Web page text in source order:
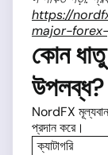
https://
major-
কোন
উপলব্ধ?
NordFX মূল্যবান
প্রদান করে।
ক্যাটাগরি